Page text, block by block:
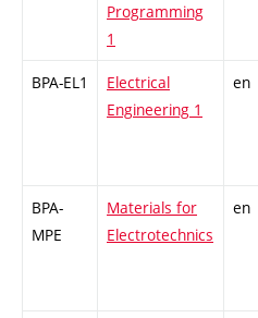
Programming
1
BPA-EL1
Electrical
Engineering 1
en
BPA-
MPE
Materials for
Electrotechnics
en